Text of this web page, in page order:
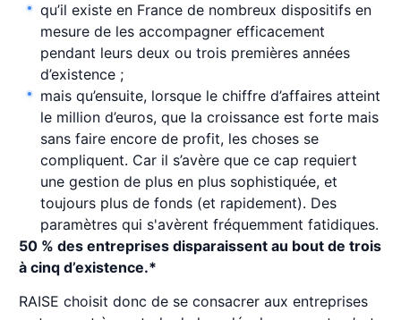
qu’il existe en France de nombreux dispositifs en
mesure de les accompagner efficacement
pendant leurs deux ou trois premières années
d’existence ;
mais qu’ensuite, lorsque le chiffre d’affaires atteint
le million d’euros, que la croissance est forte mais
sans faire encore de profit, les choses se
compliquent. Car il s’avère que ce cap requiert
une gestion de plus en plus sophistiquée, et
toujours plus de fonds (et rapidement). Des
paramètres qui s'avèrent fréquemment fatidiques.
50 % des entreprises disparaissent au bout de trois
à cinq d’existence.*
RAISE choisit donc de se consacrer aux entreprises